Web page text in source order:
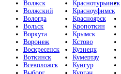
Волжск
Волжский
Вологда
Вольск
Воркута
Воронеж
Воскресенск
Воткинск
Всеволожск
Краснотурьинск
Красноуфимск
Красноярск
Кропоткин
Крымск
Кстово
Кузнецк
Кумертау
Кунгур